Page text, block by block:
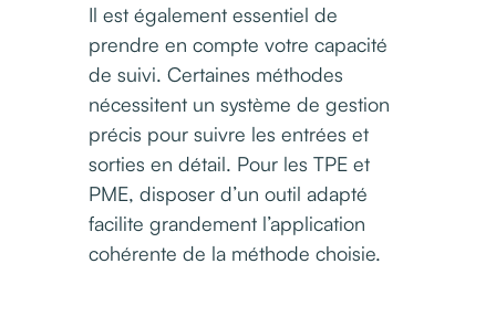
Il est également essentiel de
prendre en compte votre capacité
de suivi. Certaines méthodes
nécessitent un système de gestion
précis pour suivre les entrées et
sorties en détail. Pour les TPE et
PME, disposer d’un outil adapté
facilite grandement l’application
cohérente de la méthode choisie.